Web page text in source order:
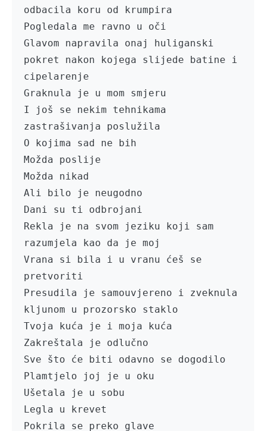
odbacila koru od krumpira
Pogledala me ravno u oči
Glavom napravila onaj huliganski
pokret nakon kojega slijede batine i
cipelarenje
Graknula je u mom smjeru
I još se nekim tehnikama
zastrašivanja poslužila
O kojima sad ne bih
Možda poslije
Možda nikad
Ali bilo je neugodno
Dani su ti odbrojani
Rekla je na svom jeziku koji sam
razumjela kao da je moj
Vrana si bila i u vranu ćeš se
pretvoriti
Presudila je samouvjereno i zveknula
kljunom u prozorsko staklo
Tvoja kuća je i moja kuća
Zakreštala je odlučno
Sve što će biti odavno se dogodilo
Plamtjelo joj je u oku
Ušetala je u sobu
Legla u krevet
Pokrila se preko glave